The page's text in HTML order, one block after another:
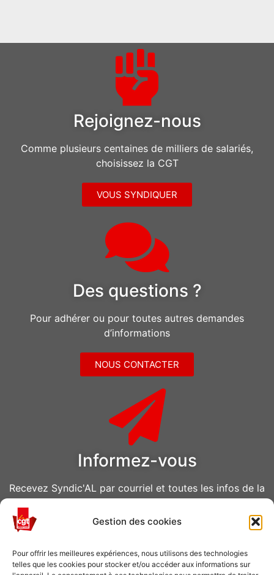
Gestion des cookies
Pour offrir les meilleures expériences, nous utilisons des technologies
telles que les cookies pour stocker et/ou accéder aux informations sur
Rejoignez-nous
Comme plusieurs centaines de milliers de salariés,
choisissez la CGT
VOUS SYNDIQUER
Des questions ?
Pour adhérer ou pour toutes autres demandes
d’informations
NOUS CONTACTER
Informez-vous
Recevez Syndic'AL par courriel et toutes les infos de la
CGT Air Liquide